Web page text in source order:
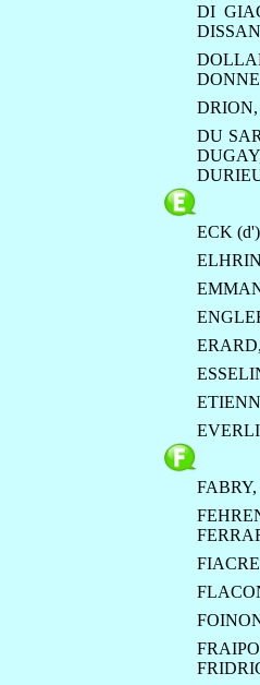
DI
DRION,
DU
DUGAY
ECK (d')
ERARD,
FABRY,
FIACRE